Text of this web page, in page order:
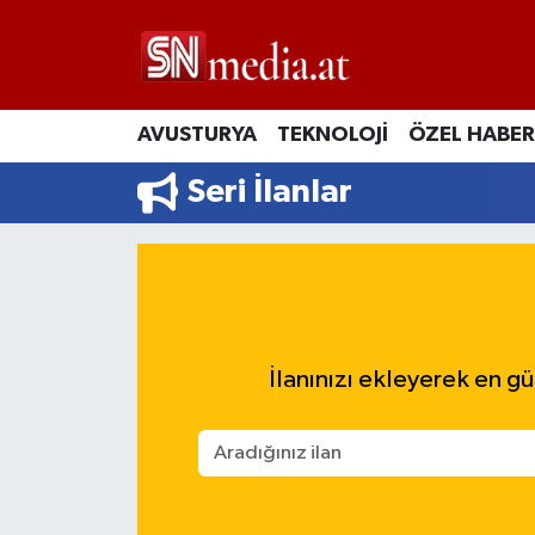
AVUSTURYA TEKNOLOJİ ÖZEL HABER
Seri İlanlar
İlanınızı ekleyerek en